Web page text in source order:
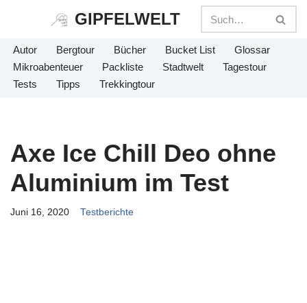
Inhalt
springen
GIPFELWELT
Autor Bergtour Bücher Bucket List
Glossar
Mikroabenteuer
Packliste Stadtwelt
Tagestour
Tests
Tipps Trekkingtour
Axe Ice Chill Deo ohne
Aluminium im Test
Juni 16, 2020 Testberichte